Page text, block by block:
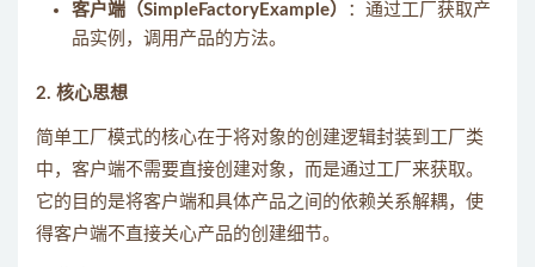
客户端（SimpleFactoryExample）
：通过工厂获取产
品实例，调用产品的方法。
2. 核心思想
简单工厂模式的核心在于将对象的创建逻辑封装到工厂类
中，客户端不需要直接创建对象，而是通过工厂来获取。
它的目的是将客户端和具体产品之间的依赖关系解耦，使
得客户端不直接关心产品的创建细节。